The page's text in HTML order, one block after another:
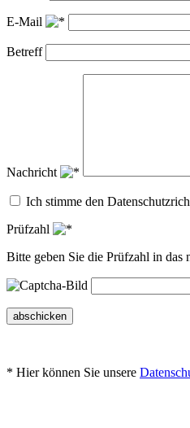
E-Mail
Betreff
Nachricht
Ich stimme den
Prüfzahl
Bitte geben Sie die Prüfzahl in das
abschicken
* Hier können Sie unsere